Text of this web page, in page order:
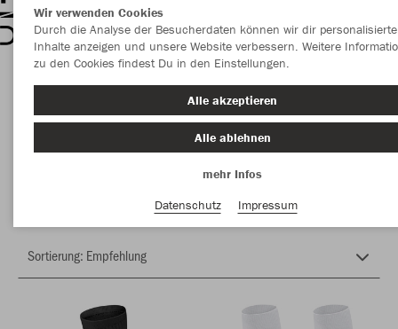
Herzlich Willkommen im Teamshop Königsland
JFV
Wir verwenden Cookies
Durch die Analyse der Besucherdaten können wir dir personalisierte
Inhalte anzeigen und unsere Website verbessern. Weitere
zu den Cookies findest Du in den Einstellungen.
Alle akzeptieren
Alle ablehnen
mehr Infos
Datenschutz
Impressum